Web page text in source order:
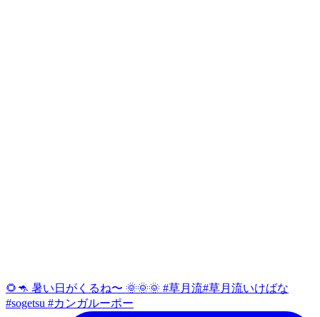
🌻🦘 暑い日がくるね〜 🌞🌞🌞 #草月流#草月流いけばな
#sogetsu #カンガルーポー